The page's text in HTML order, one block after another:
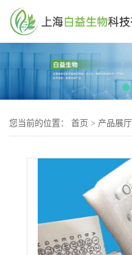
您当前的位置： 首页 > 产品展厅